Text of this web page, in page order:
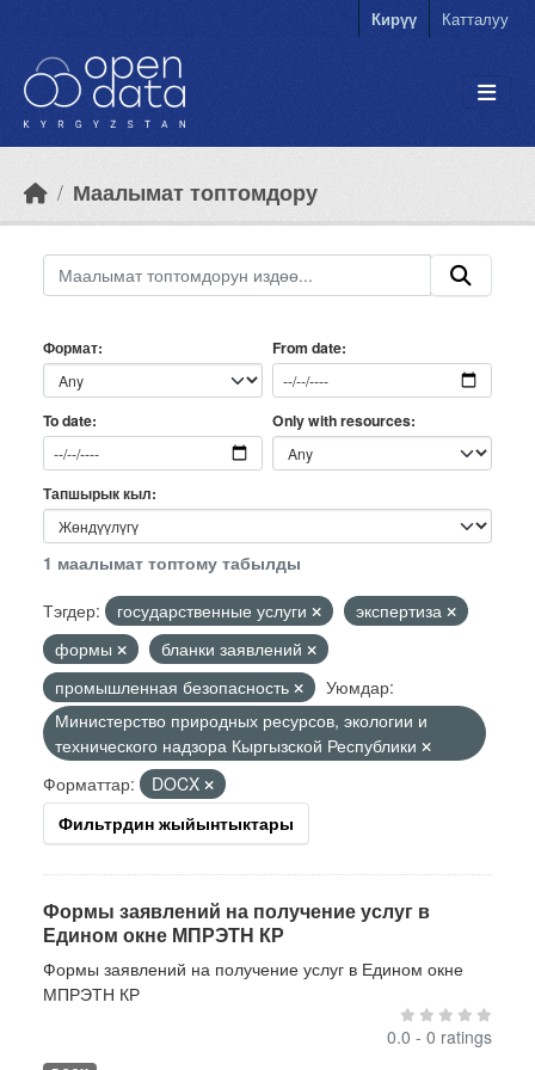
Кирүү Катталуу
Маалымат топтомдору
Формат From date
To date Only with resources
Тапшырык кыл
1 маалымат топтому табылды
Тэгдер:
государственные услуги
экспертиза
формы
бланки заявлений
промышленная безопасность
Уюмдар:
Министерство природных ресурсов, экологии и
технического надзора Кыргызской Республики
Форматтар:
DOCX
Фильтрдин жыйынтыктары
Формы заявлений на получение услуг в
Едином окне МПРЭТН КР
Формы заявлений на получение услуг в Едином окне
МПРЭТН КР
0.0 - 0 ratings